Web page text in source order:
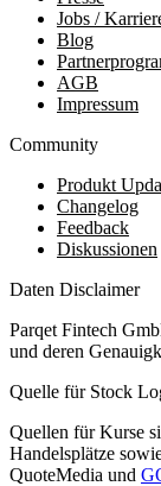
Jobs /
Blog
AGB
Impressum
Community
Produkt
Changelog
Feedback
Diskussionen
Daten Disclaimer
Parqet Fintech
und deren
Quelle für Stock
Quellen für Kurse
Handelsplätze
QuoteMedia und